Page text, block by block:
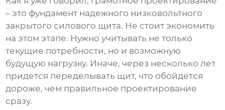
– это фундамент надежного низковольтного
закрытого силового щита. Не стоит экономить
на этом этапе. Нужно учитывать не только
текущие потребности, но и возможную
будущую нагрузку. Иначе, через несколько лет
придется переделывать щит, что обойдется
дороже, чем правильное проектирование
сразу.